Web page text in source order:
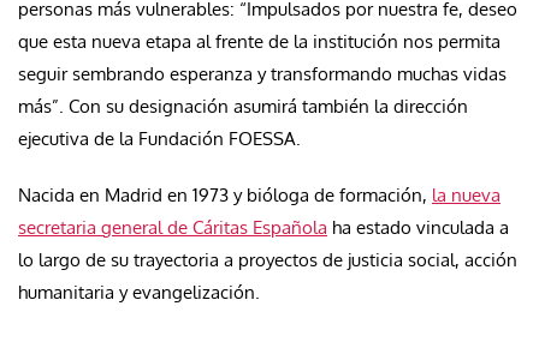
personas más vulnerables: “Impulsados por nuestra fe, deseo
que esta nueva etapa al frente de la institución nos permita
seguir sembrando esperanza y transformando muchas vidas
más”. Con su designación asumirá también la dirección
ejecutiva de la Fundación FOESSA.
Nacida en Madrid en 1973 y bióloga de formación, la nueva
secretaria general de Cáritas Española ha estado vinculada a
lo largo de su trayectoria a proyectos de justicia social, acción
humanitaria y evangelización.